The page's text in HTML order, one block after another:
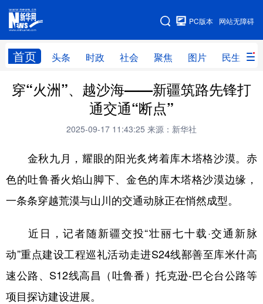
网站无障碍
PC版本
首页 头条 时政 社会 聚焦 图片 民生
网站地图
头条 时政 社会 聚焦
民生 访谈
服务
云游新疆 云端悦读 云看书画 光影新疆
人事频道 融媒体联播 廉政频道 新华视角看新疆
地方频道
北京 天津 河北 山西
辽宁 吉林 上海 江苏
穿“火洲”、越沙海——新疆筑路先锋打
通交通“断点”
2025-09-17 11:43:25 来源：新华社
金秋九月，耀眼的阳光炙烤着库木塔格沙漠。赤
色的吐鲁番火焰山脚下、金色的库木塔格沙漠边缘，
一条条穿越荒漠与山川的交通动脉正在悄然成型。
近日，记者随新疆交投“壮丽七十载·交通新脉
动”重点建设工程巡礼活动走进S24线鄯善至库米什高
速公路、S12线高昌（吐鲁番）托克逊-巴仑台公路等
项目探访建设进展。